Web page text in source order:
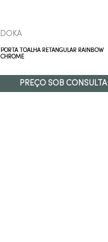
DOKA
PORTA TOALHA RETANGULAR RAINBOW
CHROME
PREÇO SOB CONSULTA